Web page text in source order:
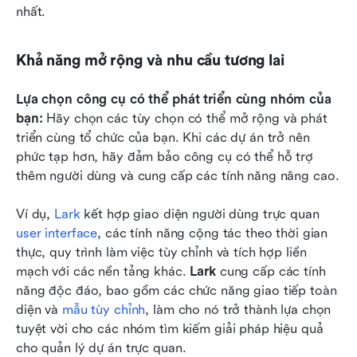
nhất.
Khả năng mở rộng và nhu cầu tương lai
Lựa chọn công cụ có thể phát triển cùng nhóm của
bạn: Hãy chọn các tùy chọn có thể mở rộng và phát
triển cùng tổ chức của bạn. Khi các dự án trở nên
phức tạp hơn, hãy đảm bảo công cụ có thể hỗ trợ
thêm người dùng và cung cấp các tính năng nâng cao.
Ví dụ, Lark
user interface, các tính năng cộng tác theo thời gian
thực, quy trình làm việc tùy chỉnh và tích hợp liền
mạch với các nền tảng khác. Lark cung cấp các tính
năng độc đáo, bao gồm các chức năng giao tiếp toàn
diện và mẫu tùy chỉnh, làm cho nó trở thành lựa chọn
tuyệt vời cho các nhóm tìm kiếm giải pháp hiệu quả
cho quản lý dự án trực quan.